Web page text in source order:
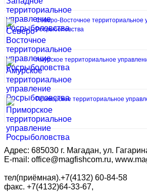
Северо-Восточное территориальное
Росрыболовства
Амурское территориальное
Приморское территориальное
Адрес: 685030 г. Магадан, ул.
E-mail: office@magfishcom.ru,
тел(приёмная).+7(4132) 60-84-58
факс. +7(4132)64-33-67,